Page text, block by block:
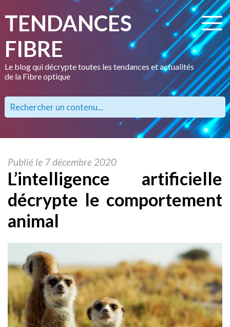
TENDANCES
FIBRE
Le blog qui décrypte toutes les tendances et actualités
de la Fibre optique
Publié le 7 décembre 2020
L’intelligence artificielle
décrypte le comportement
animal